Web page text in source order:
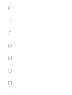
Й
К
Л
М
Н
О
П